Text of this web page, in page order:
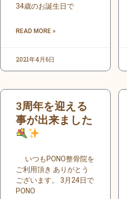
34歳のお誕生日で
READ MORE »
2021年4月6日
3周年を迎える
事が出来ました
いつもPONO整骨院を
ご利用頂き ありがとう
ございます。 3月24日で
PONO